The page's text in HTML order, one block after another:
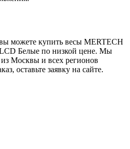
можете купить весы MERTECH
Белые по низкой цене. Мы
Москвы и всех регионов
оставьте заявку на сайте.